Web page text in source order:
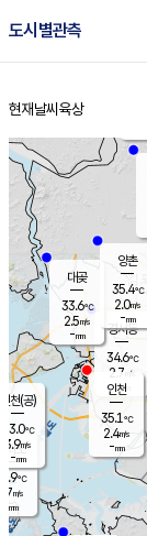
도시별관측
홈
현재날씨 육상
의도
℃
m/s
mm
경서동
34.6℃
2.7 m/s
-mm
대곶
33.6℃
2.5m/s
-mm
양촌
35.4℃
2.0m/s
-mm
인천(공)
33.0℃
3.9m/s
-mm
인천
35.1℃
2.4m/s
-mm